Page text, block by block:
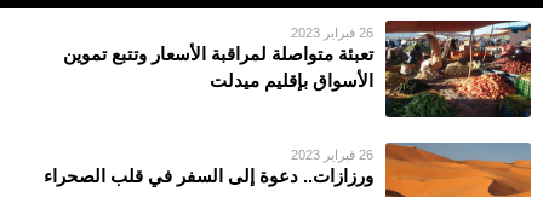
26 فبراير 2023
تعبئة متواصلة لمراقبة الأسعار وتتبع تموين
الأسواق بإقليم ميدلت
26 فبراير 2023
ورزازات.. دعوة إلى السفر في قلب الصحراء